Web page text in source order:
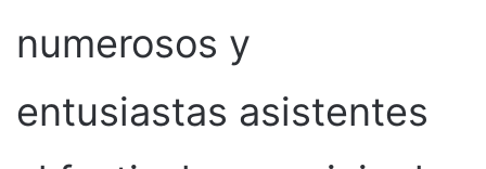
numerosos y
entusiastas asistentes